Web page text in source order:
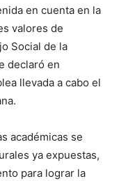
en cuenta en la
valores de
Social de la
declaró en
llevada a cabo el
académicas se
ya expuestas,
para lograr la